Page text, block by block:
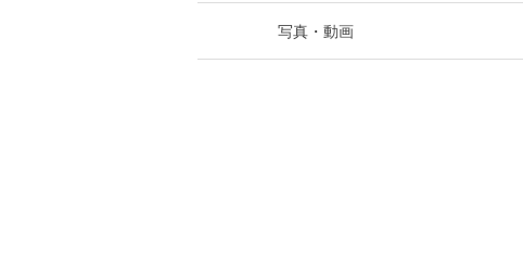
写真・動画